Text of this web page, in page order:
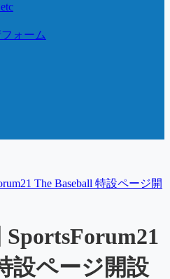
ォーム
The Baseball 特設ページ開
SportsForum21
設ページ開設